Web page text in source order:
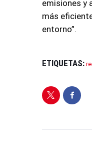
emisiones y
más
entorno”.
ETIQUETAS: